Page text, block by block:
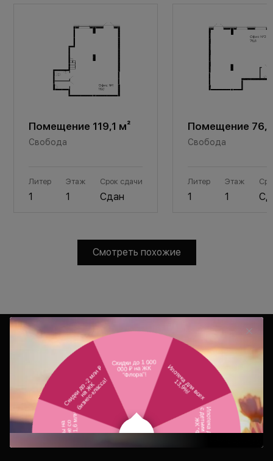
Помещение 119,1 м²
Свобода
Литер
1
Этаж
1
Срок сдачи
Сдан
Помещение
Свобода
Литер
1
Этаж
1
Смотреть похожие
Консультация
Ваш персональный менеджер
свяжется с Вами в удобное для Вас
время